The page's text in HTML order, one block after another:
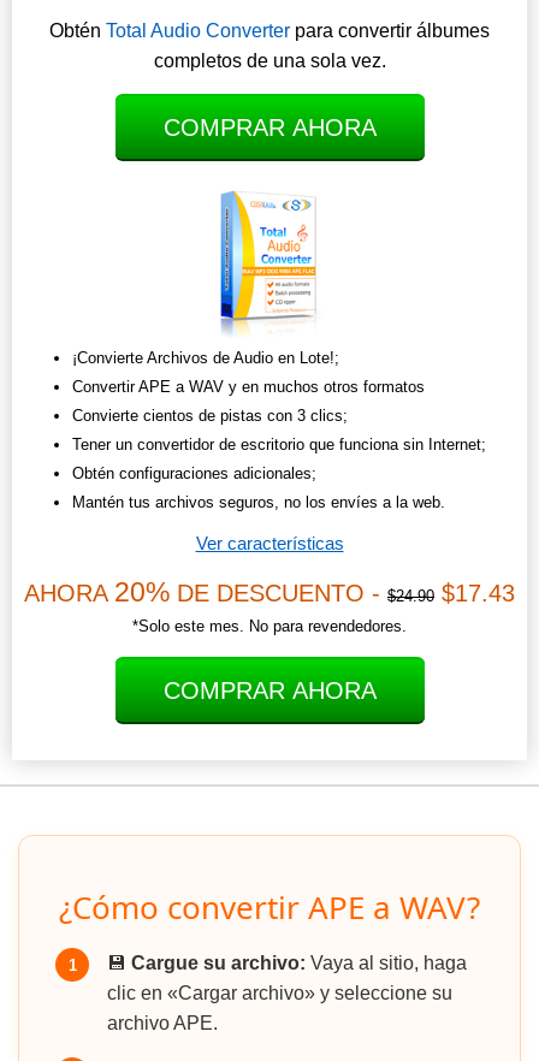
Obtén Total Audio Converter para convertir álbumes
completos de una sola vez.
COMPRAR AHORA
¡Convierte Archivos de Audio en Lote!;
Convertir APE a WAV y en muchos otros formatos
Convierte cientos de pistas con 3 clics;
Tener un convertidor de escritorio que funciona sin Internet;
Obtén configuraciones adicionales;
Mantén tus archivos seguros, no los envíes a la web.
Ver características
AHORA 20% DE DESCUENTO - $24.90 $17.43
*Solo este mes. No para revendedores.
COMPRAR AHORA
¿Cómo convertir APE a WAV?
1 💾 Cargue su archivo: Vaya al sitio, haga
clic en «Cargar archivo» y seleccione su
archivo APE.